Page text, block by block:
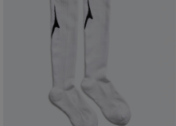
ブルー系
レッド系